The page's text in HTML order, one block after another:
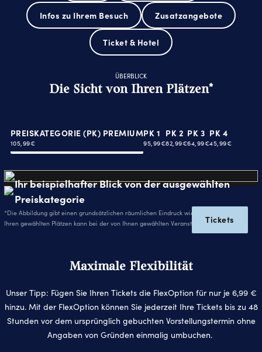
Infos zu Ihrem Besuch Zusatzangebote
Ticket & Hotel
ÜBERBLICK
Die Sicht von Ihren Plätzen*
PREISKATEGORIE (PK) PREMIUM
105,99€
PK 1
95,99€
PK 2
82,99€
PK 3
64,99€
PK 4
45,99€
Ihr beispielhafter Blick von der ausgewählten
Preiskategorie
Tickets
*Die Abbildung gibt einen grundsätzlichen räumlichen Eindruck wieder. Die Sicht von
Ihren gewählten Plätzen kann bei der von Ihnen gewählten Veranstaltung abweichen.
Maximale Flexibilität
Unser Tipp: Fügen Sie Ihren Tickets die FlexOption für nur je 6,99 €
hinzu. Mit der FlexOption können Sie jederzeit Ihre Tickets bis zu 48
Stunden vor dem ursprünglich gebuchten Vorstellungstermin ohne
Angaben von Gründen einmalig umbuchen.